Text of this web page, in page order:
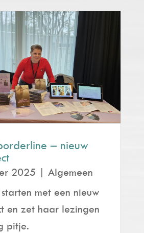
– nieuw
2025 | Algemeen
met een nieuw
en zet haar lezingen
pitje.